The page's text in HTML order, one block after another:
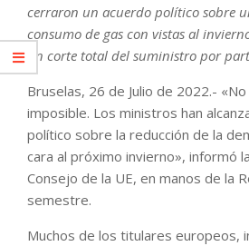
cerraron un acuerdo político sobre
consumo de gas con vistas al
un corte total del suministro por
Bruselas, 26 de Julio de 2022.-
imposible. Los ministros han
político sobre la reducción de la
cara al próximo invierno», informó
Consejo de la UE, en manos de la
semestre.
Muchos de los titulares europeos,